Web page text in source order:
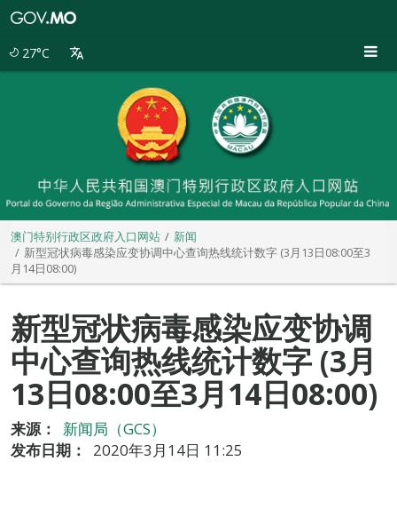
27°C
澳门特别行政区政府入口网站
新闻
新型冠状病毒感染应变协调中心查询热线统计数字 (3月13日08:00至3
月14日08:00)
新型冠状病毒感染应变协调
中心查询热线统计数字 (3月
13日08:00至3月14日08:00)
来源：
新闻局（GCS）
发布日期：
2020年3月14日 11:25